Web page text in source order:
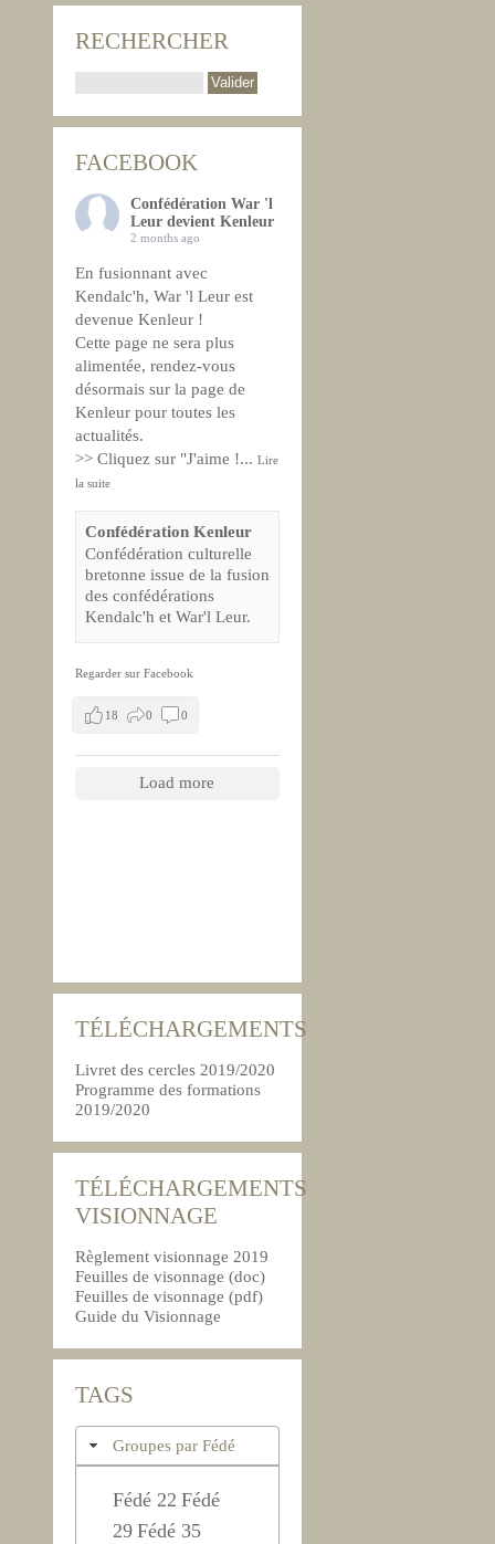
RECHERCHER
FACEBOOK
Confédération War 'l
Leur devient Kenleur
2 months ago
En fusionnant avec
Kendalc'h, War 'l Leur est
devenue Kenleur !
Cette page ne sera plus
alimentée, rendez-vous
désormais sur la page de
Kenleur pour toutes les
actualités.
>> Cliquez sur "J'aime !... Lire
la suite
Confédération Kenleur
Confédération culturelle
bretonne issue de la fusion
des confédérations
Kendalc'h et War'l Leur.
Regarder sur Facebook
18 0 0
Load more
TÉLÉCHARGEMENTS
Livret des cercles 2019/2020
Programme des formations
2019/2020
TÉLÉCHARGEMENTS
VISIONNAGE
Règlement visionnage 2019
Feuilles de visonnage (doc)
Feuilles de visonnage (pdf)
Guide du Visionnage
TAGS
Groupes par Fédé
Fédé 22 Fédé
29 Fédé 35